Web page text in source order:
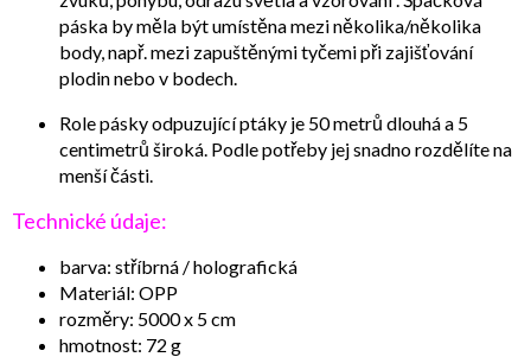
páska by měla být umístěna mezi několika/několika
body, např. mezi zapuštěnými tyčemi při zajišťování
plodin nebo v bodech.
Role pásky odpuzující ptáky je 50 metrů dlouhá a 5
centimetrů široká. Podle potřeby jej snadno rozdělíte na
menší části.
Technické údaje:
barva: stříbrná / holografická
Materiál: OPP
rozměry: 5000 x 5 cm
hmotnost: 72 g